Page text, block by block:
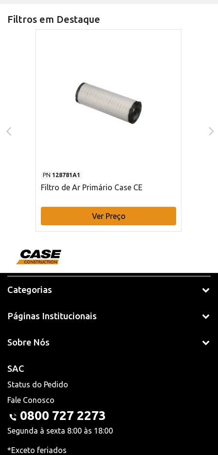
Filtros em Destaque
PN 128781A1
Filtro de Ar Primário Case CE
Ver Preço
Categorias
Páginas Institucionais
Sobre Nós
SAC
Status do Pedido
Fale Conosco
0800 727 2273
Segunda à sexta 8:00 às 18:00
*Exceto feriados